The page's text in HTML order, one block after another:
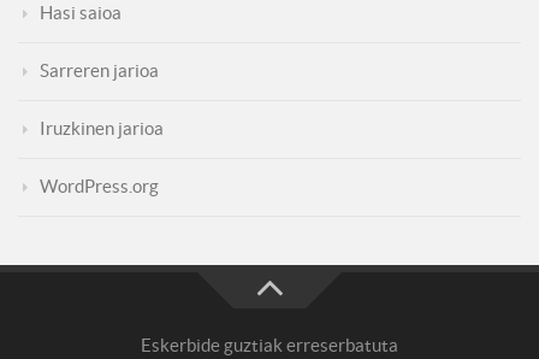
Hasi saioa
Sarreren jarioa
Iruzkinen jarioa
WordPress.org
Eskerbide guztiak erreserbatuta